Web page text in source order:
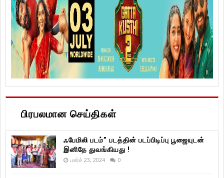
பிரபலமான செய்திகள்
ஃபேமிலி படம்” படத்தின் படப்பிடிப்பு பூஜையுடன்
இனிதே துவங்கியது !
மார்ச் 23, 2024 0